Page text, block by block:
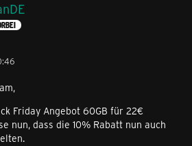
Friday Angebot 60GB für 22€
nun, dass die 10% Rabatt nun auch